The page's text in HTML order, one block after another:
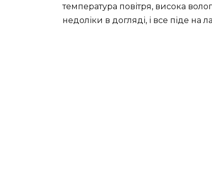
температура повітря, висока
недоліки в догляді, і все піде на